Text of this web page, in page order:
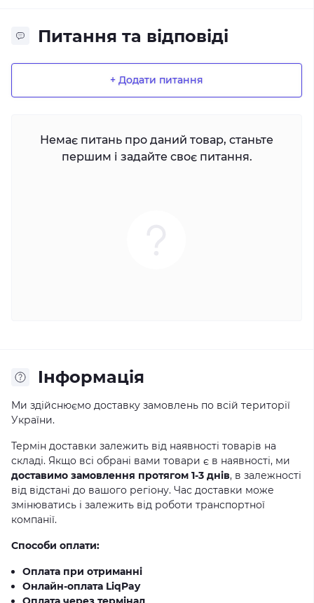
Питання та відповіді
+ Додати питання
Немає питань про даний товар, станьте
першим і задайте своє питання.
Iнформація
Ми здійснюємо доставку замовлень по всій території
України.
Термін доставки залежить від наявності товарів на
складі. Якщо всі обрані вами товари є в наявності, ми
доставимо замовлення протягом 1-3 днів, в залежності
від відстані до вашого регіону. Час доставки може
змінюватись і залежить від роботи транспортної
компанії.
Способи оплати:
Оплата при отриманні
Онлайн-оплата LiqPay